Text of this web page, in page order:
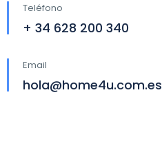
Teléfono
+ 34 628 200 340
Email
hola@home4u.com.es